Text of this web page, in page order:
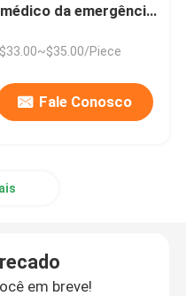
da emergência
da maca
Piece
Fale Conosco
em breve!